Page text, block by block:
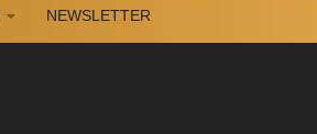
NEWSLETTER